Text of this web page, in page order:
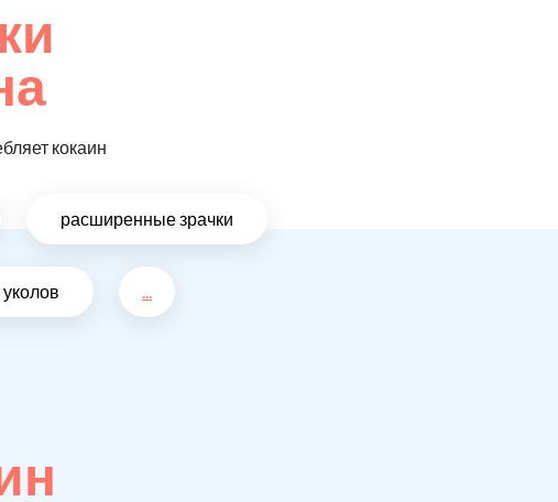
кокаин
расширенные зрачки
...